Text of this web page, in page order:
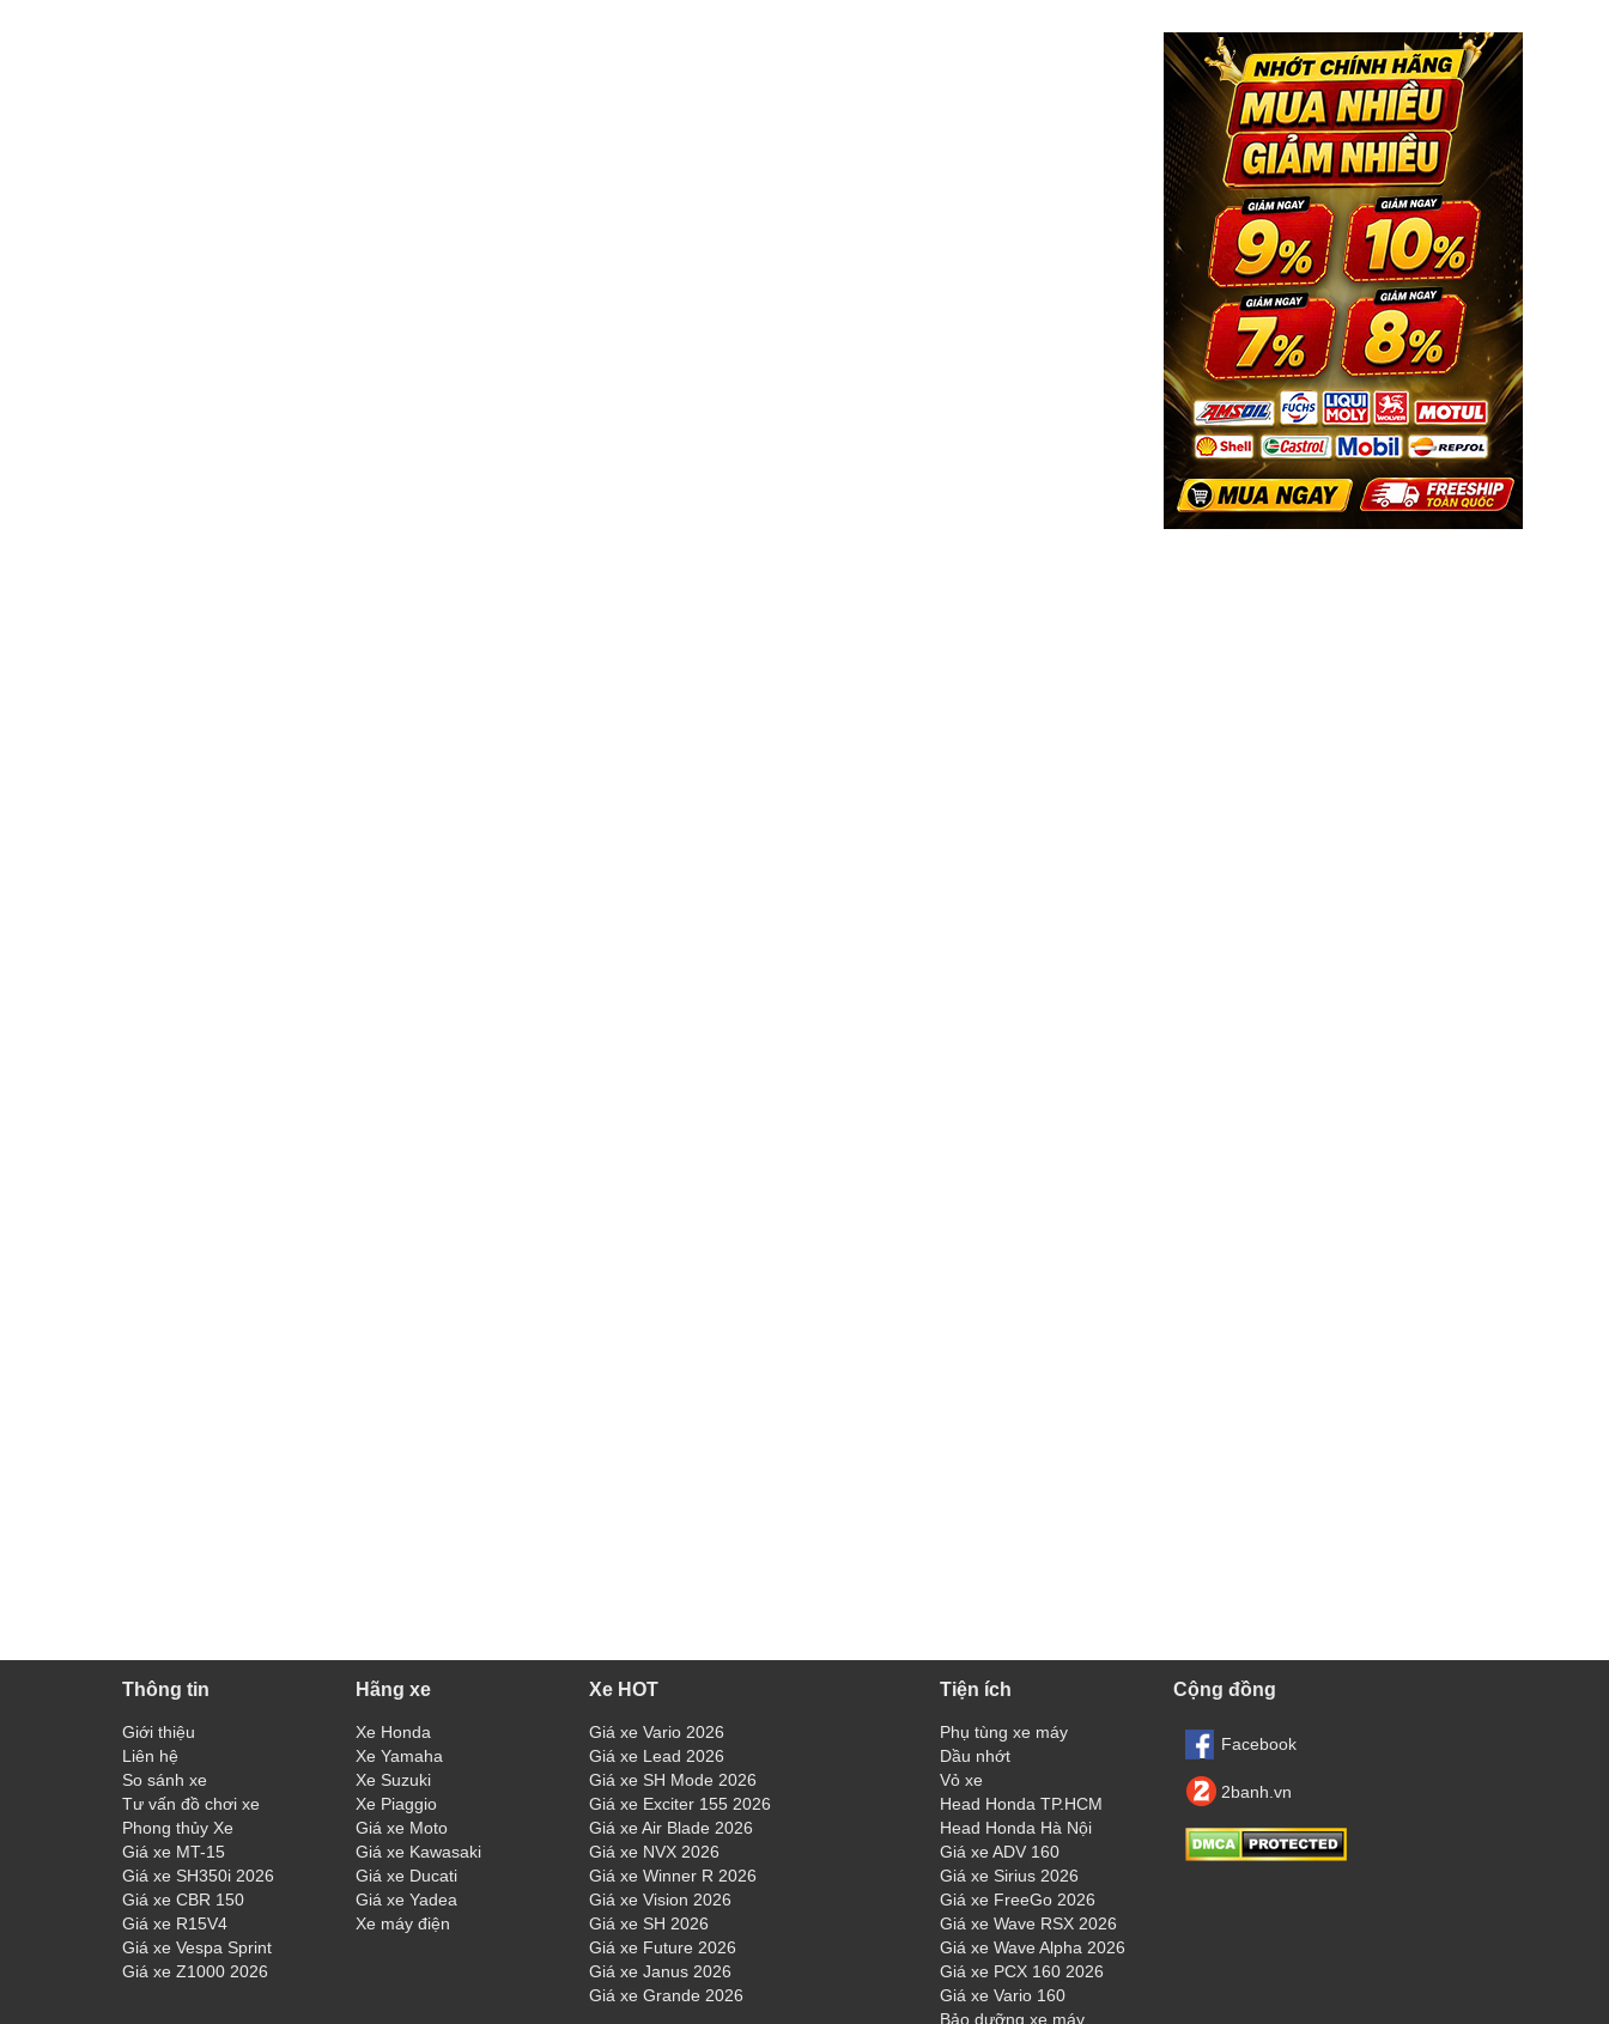
Thông tin
Giới thiệu
Liên hệ
So sánh xe
Tư vấn đồ chơi xe
Phong thủy Xe
Giá xe MT-15
Giá xe SH350i 2026
Giá xe CBR 150
Giá xe R15V4
Giá xe Vespa Sprint
Giá xe Z1000 2026
Hãng xe
Xe Honda
Xe Yamaha
Xe Suzuki
Xe Piaggio
Giá xe Moto
Giá xe Kawasaki
Giá xe Ducati
Giá xe Yadea
Xe máy điện
Xe HOT
Giá xe Vario 2026
Giá xe Lead 2026
Giá xe SH Mode 2026
Giá xe Exciter 155 2026
Giá xe Air Blade 2026
Giá xe NVX 2026
Giá xe Winner R 2026
Giá xe Vision 2026
Giá xe SH 2026
Giá xe Future 2026
Giá xe Janus 2026
Giá xe Grande 2026
Tiện ích
Phụ tùng xe máy
Dầu nhớt
Vỏ xe
Head Honda TP.HCM
Head Honda Hà Nội
Giá xe ADV 160
Giá xe Sirius 2026
Giá xe FreeGo 2026
Giá xe Wave RSX 2026
Giá xe Wave Alpha 2026
Giá xe PCX 160 2026
Giá xe Vario 160
Bảo dưỡng xe máy
Cộng đồng
Facebook
2banh.vn